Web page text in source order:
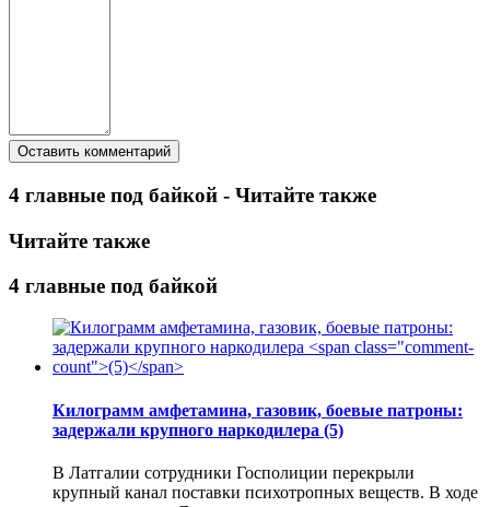
4 главные под байкой - Читайте также
Читайте также
4 главные под байкой
Килограмм амфетамина, газовик, боевые патроны:
задержали крупного наркодилера (5)
В Латгалии сотрудники Госполиции перекрыли
крупный канал поставки психотропных веществ. В ходе